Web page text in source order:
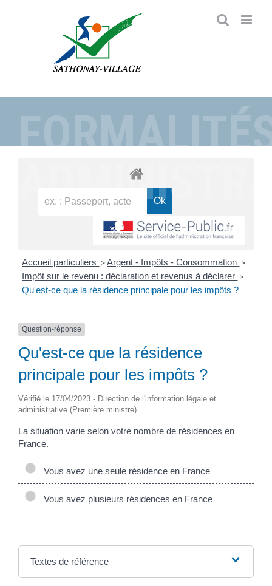
Accueil particuliers > Argent - Impôts - Consommation >
Impôt sur le revenu : déclaration et revenus à déclarer >
Qu'est-ce que la résidence principale pour les impôts ?
Question-réponse
Qu'est-ce que la résidence
principale pour les impôts ?
Vérifié le 17/04/2023 - Direction de l'information légale et
administrative (Première ministre)
La situation varie selon votre nombre de résidences en
France.
Vous avez une seule résidence en France
Vous avez plusieurs résidences en France
Textes de référence